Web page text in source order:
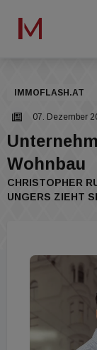
IMMOFLASH.AT
07. Dezember
Wohnbau
CHRISTOPHER
UNGERS ZIEHT